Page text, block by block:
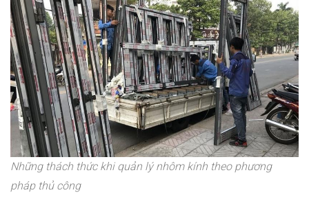
Những thách thức khi quản lý nhôm kính theo phương
pháp thủ công